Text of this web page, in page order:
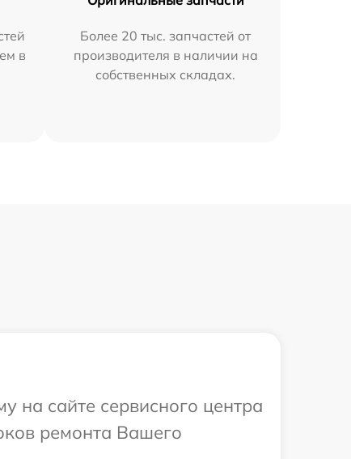
в
Более 20 тыс. запчастей от
производителя в наличии на
собственных складах.
на сайте сервисного центра
ремонта Вашего